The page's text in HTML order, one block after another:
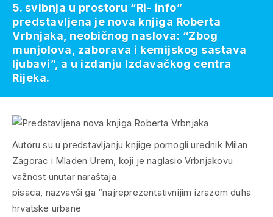
Autoru su u predstavljanju knjige pomogli urednik Milan
Zagorac i Mladen Urem, koji je naglasio Vrbnjakovu
važnost unutar naraštaja
pisaca, nazvavši ga “najreprezentativnijim izrazom duha
hrvatske urbane
5. svibnja u prostoru “Ri- info”
predstavljena je nova knjiga Roberta
Vrbnjaka, neobičnog naslova: “Zbog
munjolova, zaborava i kemijskog sastava
ljubavi”, a u izdanju Izdavačkog centra
Rijeka.